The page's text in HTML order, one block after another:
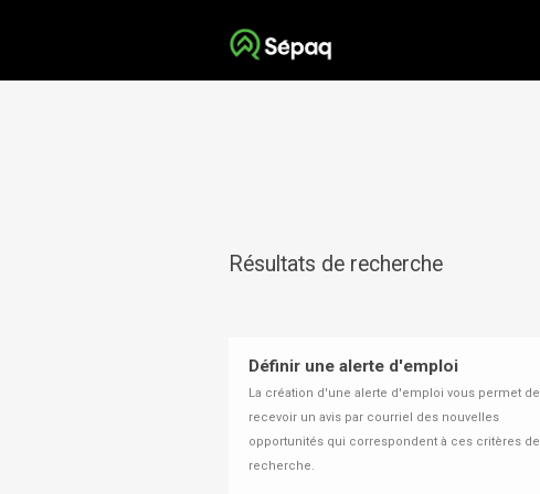
Résultats de recherche
Définir une alerte d'emploi
La création d'une alerte d'emploi vous permet de
recevoir un avis par courriel des nouvelles
opportunités qui correspondent à ces critères de
recherche.